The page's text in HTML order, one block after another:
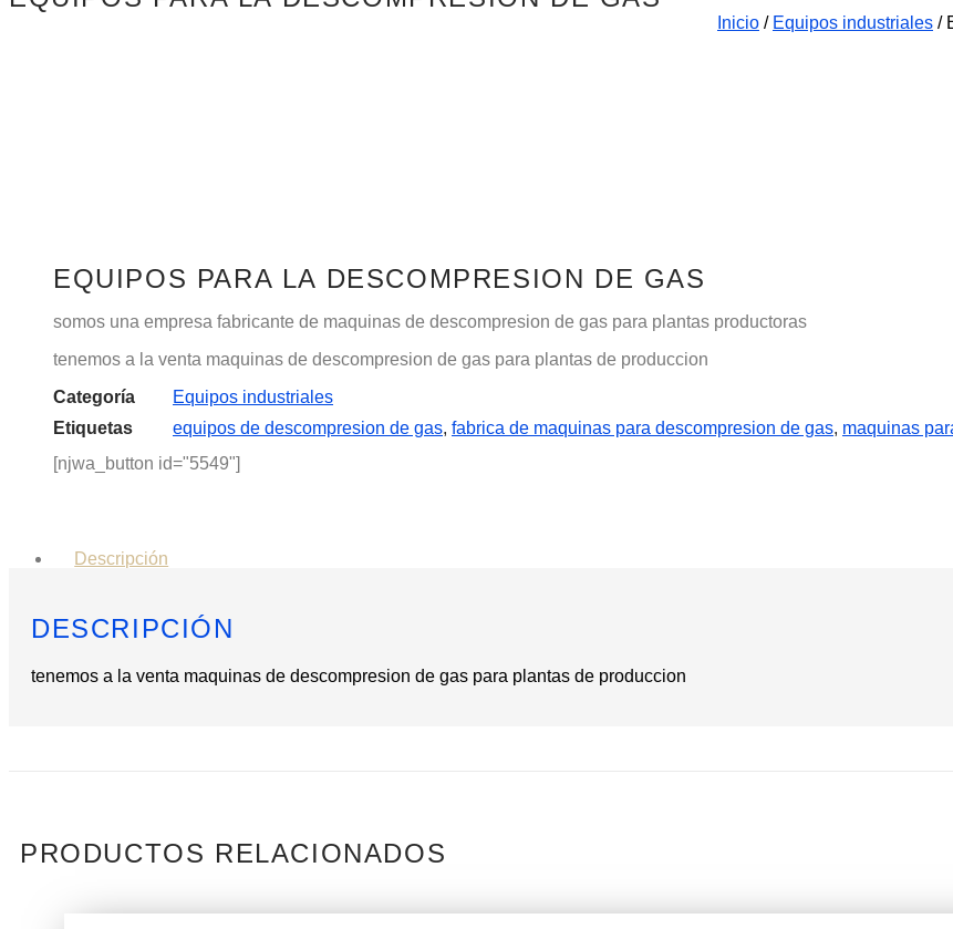
Inicio / Equipos industriales /
EQUIPOS PARA LA DESCOMPRESION DE GAS
somos una empresa fabricante de maquinas de descompresion de gas para plantas productoras
tenemos a la venta maquinas de descompresion de gas para plantas de produccion
Categoría
Equipos industriales
Etiquetas
equipos de descompresion de gas, fabrica de maquinas para descompresion de gas, maquinas
[njwa_button id="5549"]
Descripción
DESCRIPCIÓN
tenemos a la venta maquinas de descompresion de gas para plantas de produccion
PRODUCTOS RELACIONADOS